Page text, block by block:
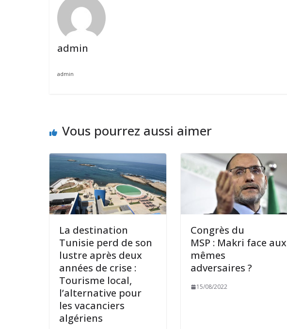
admin
admin
Vous pourrez aussi aimer
La destination
Tunisie perd de son
lustre après deux
années de crise :
Tourisme local,
l’alternative pour
les vacanciers
algériens
Congrès du
MSP : Makri face aux
mêmes
adversaires ?
15/08/2022